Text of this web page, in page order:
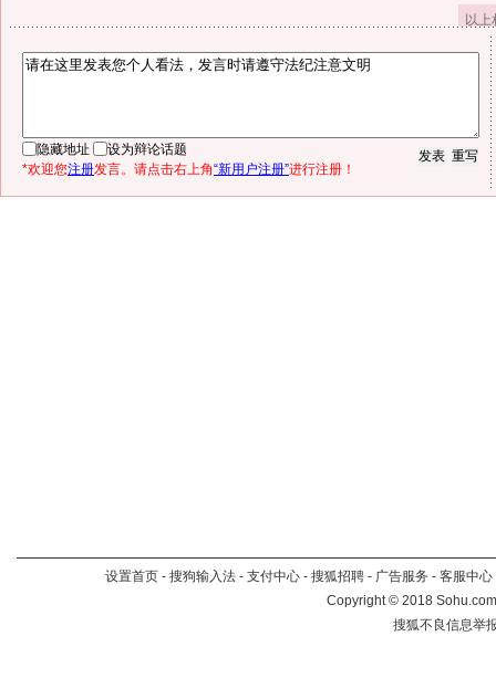
以
隐藏地址
设为辩论话题
*欢迎您注册发言。请点击右上角“新用户注册”进行注册！
设置首页 - 搜狗输入法 - 支付中心 - 搜狐招聘 - 广告服务 - 客服中心
Copyright©2018
搜狐不良信息举